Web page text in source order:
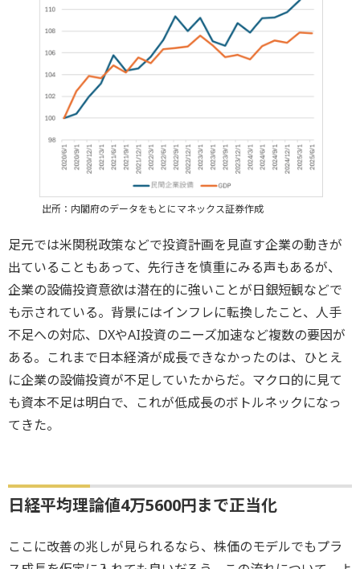
出所：内閣府のデータをもとにマネックス証券作成
足元では米関税政策などで投資計画を見直す企業の動きが
出ていることもあって、先行きを慎重にみる声もあるが、
企業の設備投資意欲は潜在的に強いことが日銀短観などで
も示されている。背景にはインフレに転換したこと、人手
不足への対応、DXやAI投資のニーズ加速など複数の要因が
ある。これまで日本経済が成長できなかったのは、ひとえ
に企業の設備投資が不足していたからだ。マクロ的に見て
も資本不足は明白で、これが低成長のボトルネックになっ
てきた。
日経平均理論値4万5600円まで正当化
ここに改善の兆しが見られるなら、株価のモデルでもプラ